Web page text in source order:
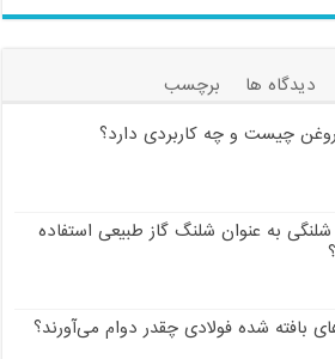
دیدگاه ها
برچسب
چیست و چه کاربردی دارد؟
به عنوان شلنگ گاز طبیعی استفاده
بافته شده فولادی چقدر دوام می‌آورند؟